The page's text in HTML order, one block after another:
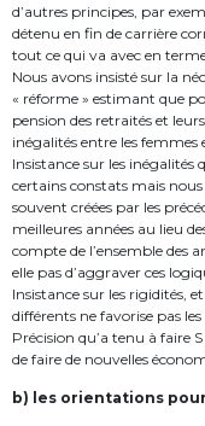
d’autres principes, par
détenu en fin de carrière
tout ce qui va avec en
Nous avons insisté sur la
« réforme » estimant que
pension des retraités et
inégalités entre les femmes
Insistance sur les inégalités
certains constats mais
souvent créées par les
meilleures années au lieu
compte de l’ensemble des
elle pas d’aggraver ces
Insistance sur les rigidités,
différents ne favorise pas
Précision qu’a tenu à faire
de faire de nouvelles
b) les orientations